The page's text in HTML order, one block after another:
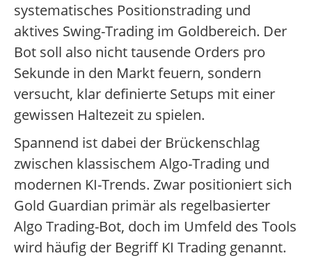
systematisches Positionstrading und
aktives Swing-Trading im Goldbereich. Der
Bot soll also nicht tausende Orders pro
Sekunde in den Markt feuern, sondern
versucht, klar definierte Setups mit einer
gewissen Haltezeit zu spielen.
Spannend ist dabei der Brückenschlag
zwischen klassischem Algo-Trading und
modernen KI-Trends. Zwar positioniert sich
Gold Guardian primär als regelbasierter
Algo Trading-Bot, doch im Umfeld des Tools
wird häufig der Begriff KI Trading genannt.